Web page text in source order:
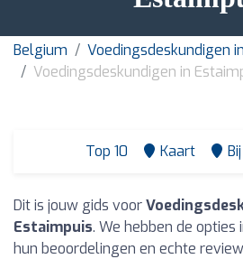
Belgium
Voedingsdeskundigen
Voedingsdeskundigen in
Top 10 Kaart
Dit is jouw gids voor
Estaimpuis. We hebben de
hun beoordelingen en echte